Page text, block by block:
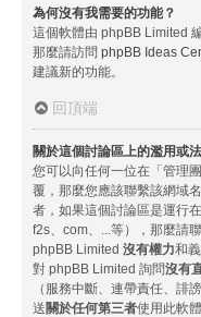
為何沒有我需要的功能？
這個軟體由 phpBB Limited
那麼請訪問 phpBB Ideas
建議新的功能。
回頂端
關於這個討論區上的濫用或
您可以向任何一位在「管理
覆，那麼您應該聯繫該網域
者，如果這個討論區是運行
f2s、com、...等），那麼請
phpBB Limited 沒有權力和
對 phpBB Limited 詢問沒有
（服務中斷、連帶責任、誹
送關於任何第三者使用此軟